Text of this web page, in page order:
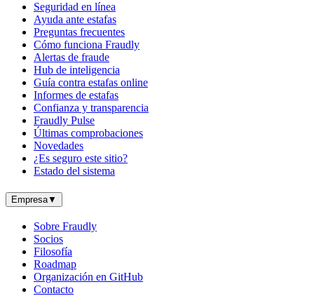
Seguridad en línea
Ayuda ante estafas
Preguntas frecuentes
Cómo funciona Fraudly
Alertas de fraude
Hub de inteligencia
Guía contra estafas online
Informes de estafas
Confianza y transparencia
Fraudly Pulse
Últimas comprobaciones
Novedades
¿Es seguro este sitio?
Estado del sistema
Empresa▼
Sobre Fraudly
Socios
Filosofía
Roadmap
Organización en GitHub
Contacto